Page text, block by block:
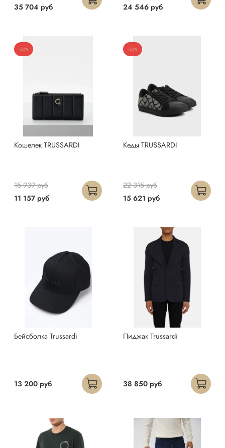
35 704 руб 24 546 руб
-30%
Кошелек TRUSSARDI
11 157 руб
15 939 руб
-30%
Кеды TRUSSARDI
15 621 руб
22 315 руб
Бейсболка Trussardi
13 200 руб
Пиджак Trussardi
38 850 руб